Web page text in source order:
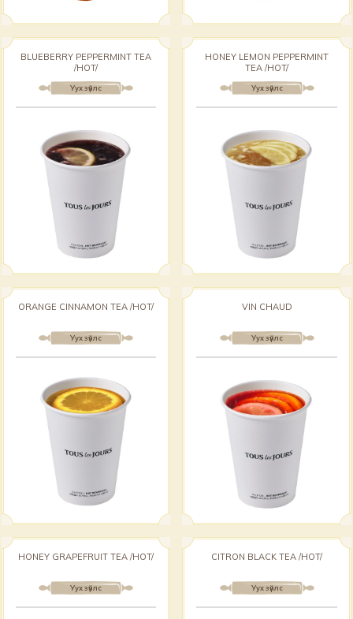
Уух зүйлс
BLUEBERRY PEPPERMINT TEA
/HOT/
Уух зүйлс
HONEY LEMON PEPPERMINT
TEA /HOT/
Уух зүйлс
ORANGE CINNAMON TEA /HOT/
Уух зүйлс
VIN CHAUD
Уух зүйлс
HONEY GRAPEFRUIT TEA /HOT/
Уух зүйлс
CITRON BLACK TEA /HOT/